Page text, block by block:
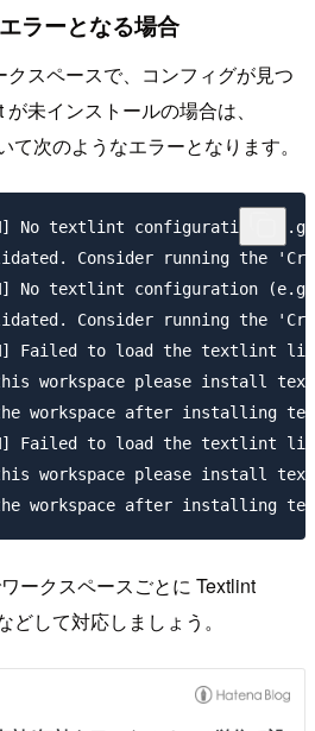
ラーとなる場合
スペースで、コンフィグが見つ
未インストールの場合は、
次のようなエラーとなります。
No textlint configuration
Consider running the
No textlint configuration
Consider running the
Failed to load the textlint
workspace please install
the workspace after installing
Failed to load the textlint
workspace please install
ークスペースごとに Textlint
して対応しましょう。